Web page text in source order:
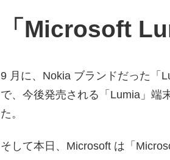
「Microsoft
9 月に、Nokia ブランドだった「
で、今後発売される「Lumia」端
た。
そして本日、Microsoft は「